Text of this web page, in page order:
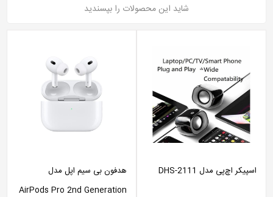
شاید این محصولات را بپسندید
اسپیکر اچ‌پی مدل DHS-2111
هدفون بی سیم اپل مدل
AirPods Pro 2nd Generation